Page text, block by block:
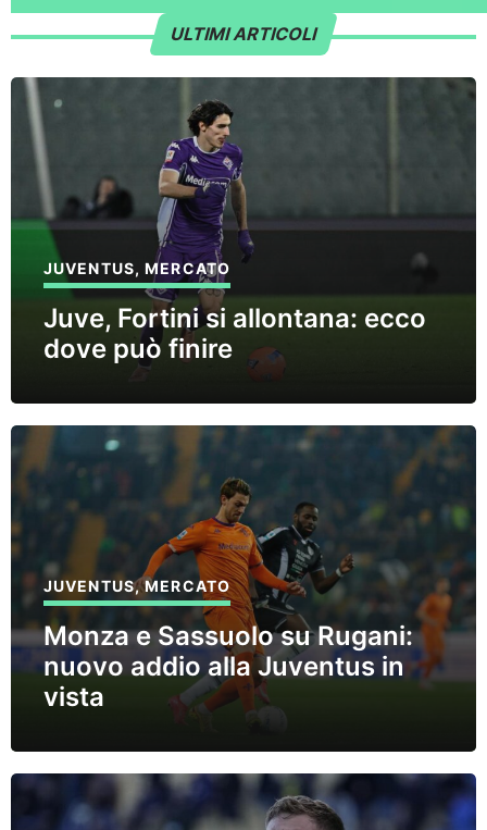
ULTIMI ARTICOLI
JUVENTUS,MERCATO
Juve, Fortini si allontana: ecco
dove può finire
JUVENTUS,MERCATO
Monza e Sassuolo su Rugani:
nuovo addio alla Juventus in
vista